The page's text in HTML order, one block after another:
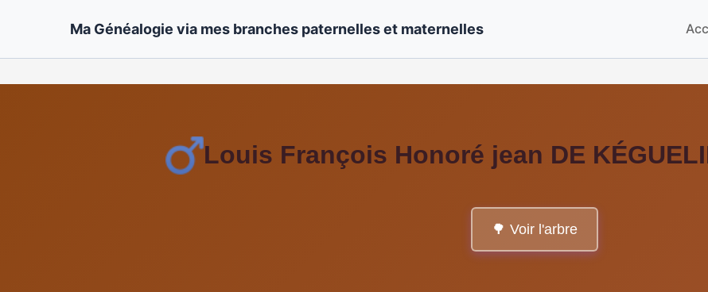
Ma Généalogie via mes branches paternelles et maternelles
Louis François Honoré jean DE
🌳 Voir l'arbre